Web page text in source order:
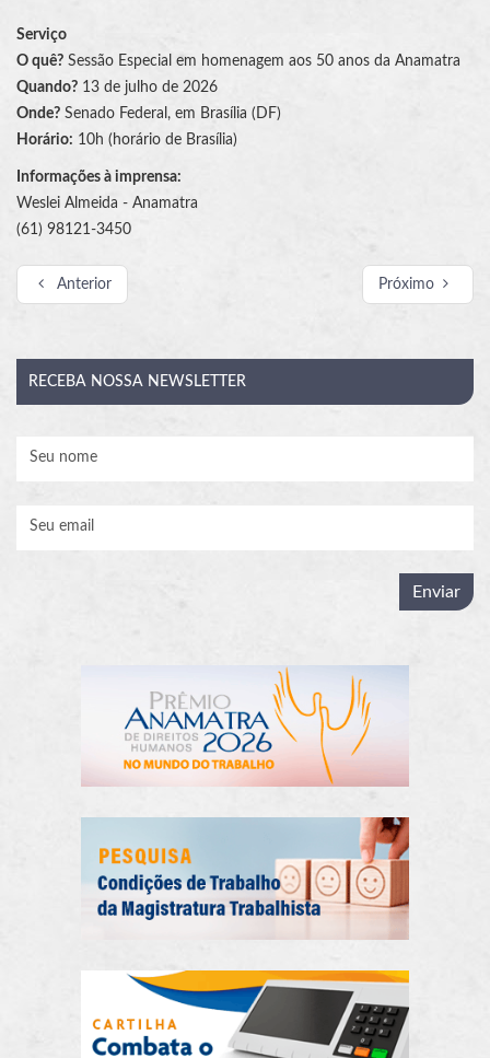
Serviço
O quê? Sessão Especial em homenagem aos 50 anos da Anamatra
Quando? 13 de julho de 2026
Onde? Senado Federal, em Brasília (DF)
Horário: 10h (horário de Brasília)
Informações à imprensa:
Weslei Almeida - Anamatra
(61) 98121-3450
Anterior Próximo
RECEBA NOSSA NEWSLETTER